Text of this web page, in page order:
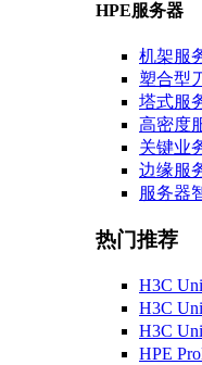
HPE服务器
机架服
塑合型
塔式服
高密度
关键业
边缘服
服务器
热门推荐
H3C
H3C
H3C
HPE